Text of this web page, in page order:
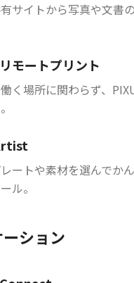
サイトから写真や文書
モートプリント
く場所に関わらず、
ートや素材を選んでか
ル。
ション